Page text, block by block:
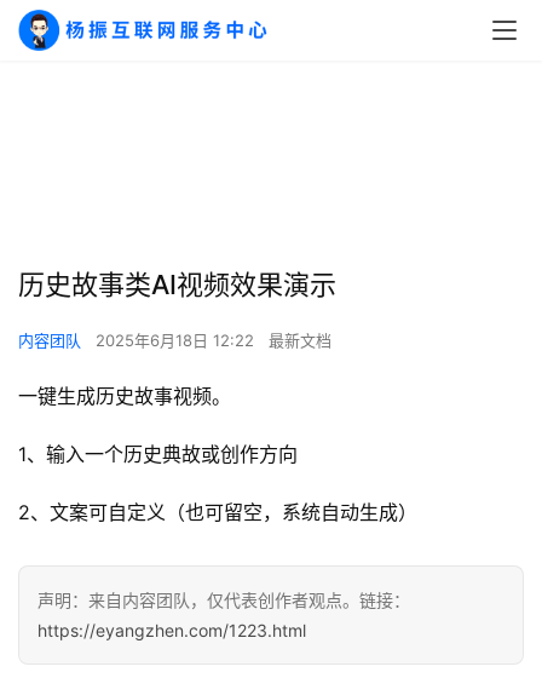
I
实
干
群
营
录
验
教
程
历史故事类AI视频效果演示
内容团队 2025年6月18日 12:22 最新文档
一键生成历史故事视频。
1、输入一个历史典故或创作方向
2、文案可自定义（也可留空，系统自动生成）
声明：来自内容团队，仅代表创作者观点。链接：
https://eyangzhen.com/1223.html